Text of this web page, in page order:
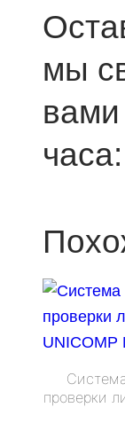
мы
вами
часа:
проверки